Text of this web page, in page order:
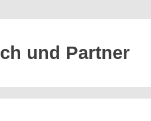
und Partner